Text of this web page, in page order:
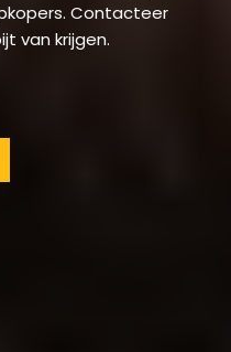
Contacteer
van krijgen.